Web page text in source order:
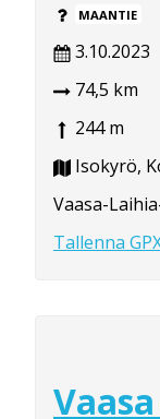
MAANTIE
3.10.2023
74,5 km
244 m
Isokyrö,
Vaasa-
Tallenna